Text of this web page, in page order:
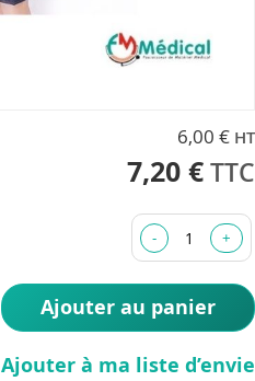
6,00 €
7,20 €
Ajouter au panier
Ajouter à ma liste d’envie